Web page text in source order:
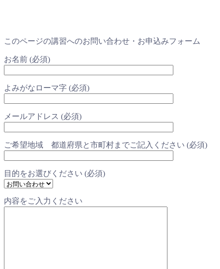
このページの講習へのお問い合わせ・お申込みフォーム
お名前 (必須)
よみがなローマ字 (必須)
メールアドレス (必須)
ご希望地域 都道府県と市町村までご記入ください (必須)
目的をお選びください (必須)
内容をご入力ください